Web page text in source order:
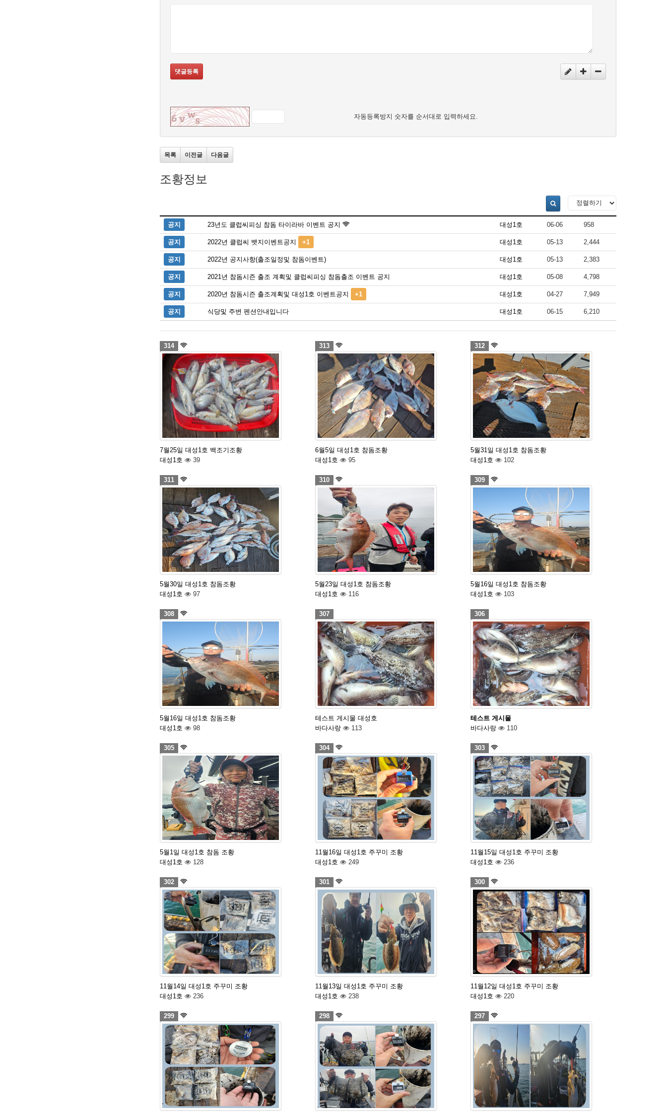
댓글등록
자동등록방지 숫자를 순서대로 입력하세요.
목록 이전글 다음글
조황정보
공지 23년도 클럽씨피싱 참돔 타이라바 이벤트 공지 대성1호 06-06 958
공지 2022년 클럽씨 뱃지이벤트공지 +1 대성1호 05-13 2,444
공지 2022년 공지사항(출조일정및 참돔이벤트) 대성1호 05-13 2,383
공지 2021년 참돔시즌 출조 계획및 클럽씨피싱 참돔출조 이벤트 공지 대성1호 05-08 4,798
공지 2020년 참돔시즌 출조계획및 대성1호 이벤트공지 +1 대성1호 04-27 7,949
공지 식당및 주변 펜션안내입니다 대성1호 06-15 6,210
314
7월25일 대성1호 백조기조황
대성1호
39
313
6월5일 대성1호 참돔조황
대성1호
95
312
5월31일 대성1호 참돔조황
대성1호
102
311
5월30일 대성1호 참돔조황
대성1호
97
310
5월23일 대성1호 참돔조황
대성1호
116
309
5월16일 대성1호 참돔조황
대성1호
103
308
5월16일 대성1호 참돔조황
대성1호
98
307
테스트 게시물 대성호
바다사랑
113
306
테스트 게시물
바다사랑
110
305
5월1일 대성1호 참돔 조황
대성1호
128
304
11월16일 대성1호 주꾸미 조황
대성1호
249
303
11월15일 대성1호 주꾸미 조황
대성1호
236
302
11월14일 대성1호 주꾸미 조황
대성1호
236
301
11월13일 대성1호 주꾸미 조황
대성1호
238
300
11월12일 대성1호 주꾸미 조황
대성1호
220
299 298 297